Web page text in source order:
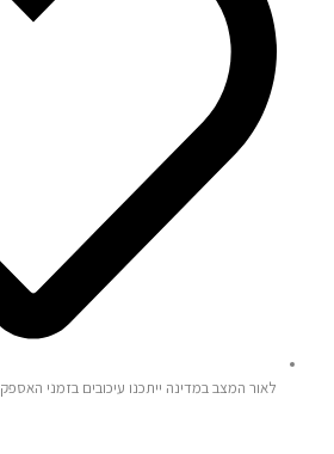
לאור המצב במדינה ייתכנו עיכובים בזמני האספקה